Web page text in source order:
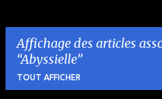
Affichage des articles
Abyssielle
TOUT AFFICHER